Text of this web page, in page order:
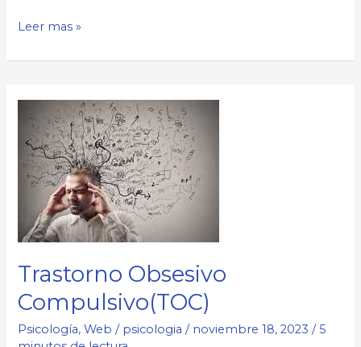
HIPOCONDRÍA
Leer mas »
Trastorno Obsesivo
Compulsivo(TOC)
Psicología,Web / psicologia/ noviembre 18, 2023/5